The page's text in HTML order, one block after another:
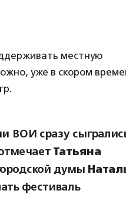
местную
уже в скором
ВОИ сразу
Татьяна
думы
фестиваль